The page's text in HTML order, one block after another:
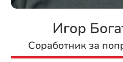
Игор
Соработник за